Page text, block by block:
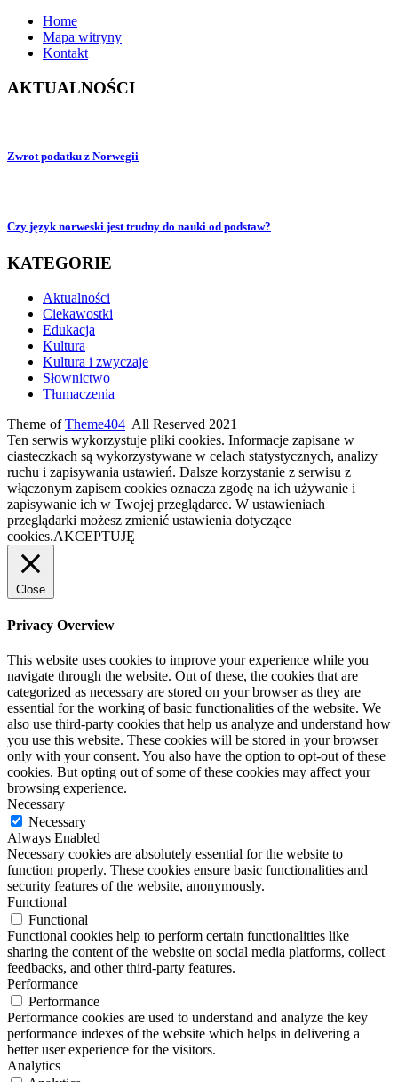
Home
Mapa witryny
Kontakt
AKTUALNOŚCI
Zwrot podatku z Norwegii
Czy język norweski jest trudny do nauki od podstaw?
KATEGORIE
Aktualności
Ciekawostki
Edukacja
Kultura
Kultura i zwyczaje
Słownictwo
Tłumaczenia
Theme ofTheme404 All Reserved 2021
Ten serwis wykorzystuje pliki cookies. Informacje zapisane w
ciasteczkach są wykorzystywane w celach statystycznych, analizy
ruchu i zapisywania ustawień. Dalsze korzystanie z serwisu z
włączonym zapisem cookies oznacza zgodę na ich używanie i
zapisywanie ich w Twojej przeglądarce. W ustawieniach
przeglądarki możesz zmienić ustawienia dotyczące
cookies.AKCEPTUJĘ
Close
Privacy Overview
This website uses cookies to improve your experience while you
navigate through the website. Out of these, the cookies that are
categorized as necessary are stored on your browser as they are
essential for the working of basic functionalities of the website. We
also use third-party cookies that help us analyze and understand how
you use this website. These cookies will be stored in your browser
only with your consent. You also have the option to opt-out of these
cookies. But opting out of some of these cookies may affect your
browsing experience.
Necessary
Necessary
Always Enabled
Necessary cookies are absolutely essential for the website to
function properly. These cookies ensure basic functionalities and
security features of the website, anonymously.
Functional
Functional
Functional cookies help to perform certain functionalities like
sharing the content of the website on social media platforms, collect
feedbacks, and other third-party features.
Performance
Performance
Performance cookies are used to understand and analyze the key
performance indexes of the website which helps in delivering a
better user experience for the visitors.
Analytics